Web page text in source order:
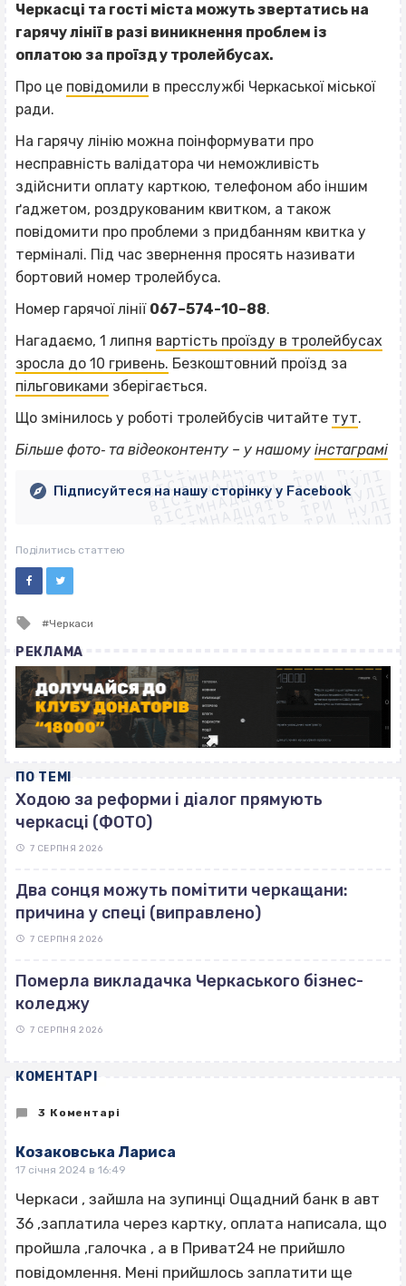
Черкасці та гості міста можуть звертатись на
гарячу лінії в разі виникнення проблем із
оплатою за проїзд у тролейбусах.
Про це повідомили в пресслужбі Черкаської міської
ради.
На гарячу лінію можна поінформувати про
несправність валідатора чи неможливість
здійснити оплату карткою, телефоном або іншим
ґаджетом, роздрукованим квитком, а також
повідомити про проблеми з придбанням квитка у
терміналі. Під час звернення просять називати
бортовий номер тролейбуса.
Номер гарячої лінії 067–574-10–88.
Нагадаємо, 1 липня вартість проїзду в тролейбусах
зросла до 10 гривень. Безкоштовний проїзд за
пільговиками зберігається.
Що змінилось у роботі тролейбусів читайте тут.
Більше фото‐ та відеоконтенту – у нашому інстаграмі
ВІСІМНАДЦЯТЬ ТРИ НУЛІ
ВІСІМНАДЦЯТЬ ТРИ НУЛІ
ВІСІМНАДЦЯТЬ ТРИ НУЛІ
ВІСІМНАДЦЯТЬ ТРИ НУЛІ
ВІСІМНАДЦЯТЬ ТРИ НУЛІ
ВІСІМНАДЦЯТЬ ТРИ НУЛІ
ВІСІМНАДЦЯТЬ ТРИ НУЛІ
ВІСІМНАДЦЯТЬ ТРИ НУЛІ
Підписуйтеся на нашу сторінку у Facebook
Поділитись статтею
Tagged
Черкаси
РЕКЛАМА
ПО ТЕМІ
Ходою за реформи і діалог прямують
черкасці (ФОТО)
7 СЕРПНЯ 2026
Два сонця можуть помітити черкащани:
причина у спеці (виправлено)
7 СЕРПНЯ 2026
Померла викладачка Черкаського бізнес-
коледжу
7 СЕРПНЯ 2026
КОМЕНТАРІ
3 Коментарі
Козаковська Лариса
17 січня 2024 в 16:49
Черкаси , зайшла на зупинці Ощадний банк в авт
36 ‚заплатила через картку, оплата написала, що
пройшла ‚галочка , а в Приват24 не прийшло
повідомлення. Мені прийшлось заплатити ще